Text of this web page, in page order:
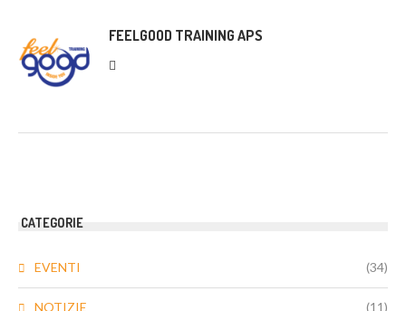
FEELGOOD TRAINING APS
CATEGORIE
EVENTI (34)
NOTIZIE (11)